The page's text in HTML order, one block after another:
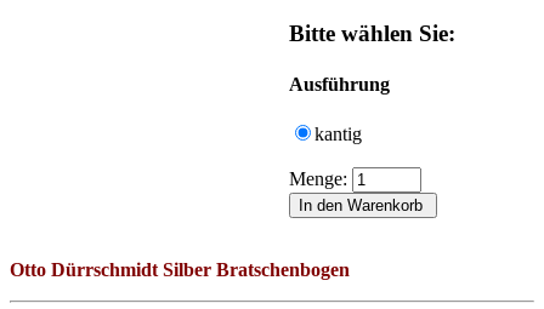
Bitte wählen Sie:
Ausführung
kantig
Menge:
Otto Dürrschmidt Silber Bratschenbogen